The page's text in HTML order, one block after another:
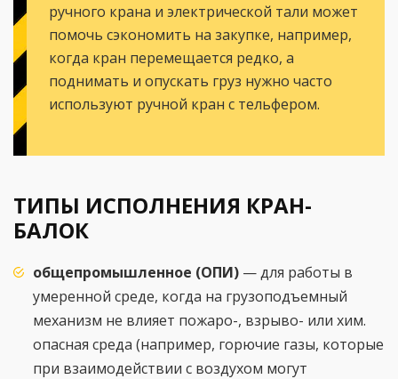
ручного крана и электрической тали может
помочь сэкономить на закупке, например,
когда кран перемещается редко, а
поднимать и опускать груз нужно часто
используют ручной кран с тельфером.
ТИПЫ ИСПОЛНЕНИЯ КРАН-
БАЛОК
общепромышленное (ОПИ) — для работы в
умеренной среде, когда на грузоподъемный
механизм не влияет пожаро-, взрыво- или хим.
опасная среда (например, горючие газы, которые
при взаимодействии с воздухом могут